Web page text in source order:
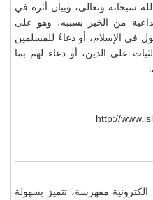
سبحانه وتعالى، وبيان أثره في
من الخير بسببه، وهو على
في الإسلام، أو دعاءٌ للمسلمين
على الدين، أو دعاء لهم بما
http://
مفهرسة، تتميز بسهولة